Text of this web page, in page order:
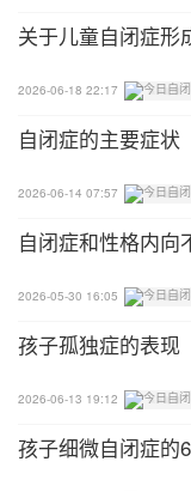
操作方法：在地
开始时可以让孩
外;然后逐渐要
外。
关于儿童自闭症形
2026-06-18 22:17
自闭症的主要症状
2026-06-14 07:57
自闭症和性格内向
2026-05-30 16:05
孩子孤独症的表现
2026-06-13 19:12
孩子细微自闭症的